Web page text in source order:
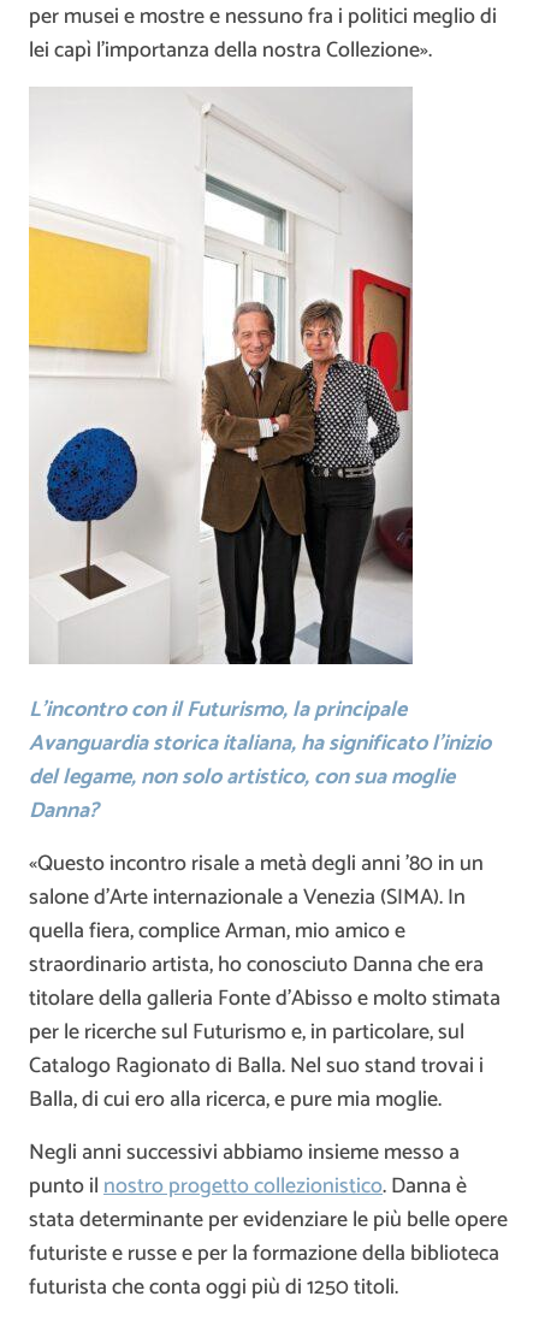
per musei e mostre e nessuno fra i politici meglio di
lei capì l’importanza della nostra Collezione».
L’incontro con il Futurismo, la principale
Avanguardia storica italiana, ha significato l’inizio
del legame, non solo artistico, con sua moglie
Danna?
«Questo incontro risale a metà degli anni ’80 in un
salone d’Arte internazionale a Venezia (SIMA). In
quella fiera, complice Arman, mio amico e
straordinario artista, ho conosciuto Danna che era
titolare della galleria Fonte d’Abisso e molto stimata
per le ricerche sul Futurismo e, in particolare, sul
Catalogo Ragionato di Balla. Nel suo stand trovai i
Balla, di cui ero alla ricerca, e pure mia moglie.
Negli anni successivi abbiamo insieme messo a
punto ilnostro progetto collezionistico. Danna è
stata determinante per evidenziare le più belle opere
futuriste e russe e per la formazione della biblioteca
futurista che conta oggi più di 1250 titoli.